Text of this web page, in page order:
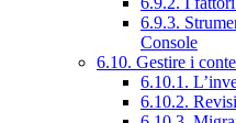
6.9.3.
Console
6.10. Gestire i
6.10.1.
6.10.2.